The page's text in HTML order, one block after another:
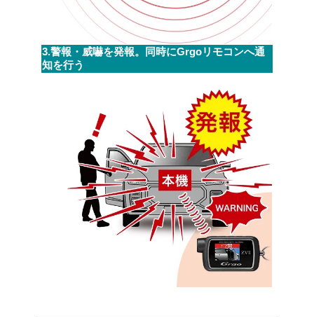
3.警報・威嚇を発報。同時にGrgoリモコンへ通
知を行う